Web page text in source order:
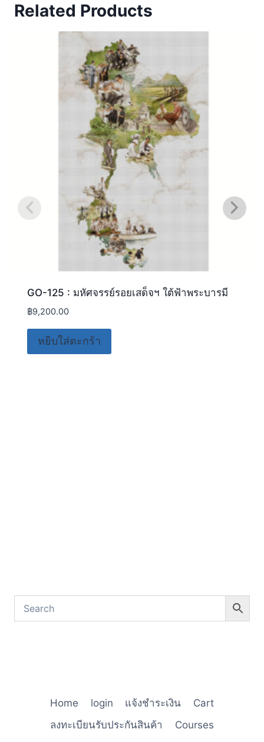
Related Products
GO-125 : มหัศจรรย์รอยเสด็จฯ ใต้ฟ้าพระบารมี
฿9,200.00
หยิบใส่ตะกร้า
Home login แจ้งชำระเงิน
Cart
ลงทะเบียนรับประกันสินค้า
Courses